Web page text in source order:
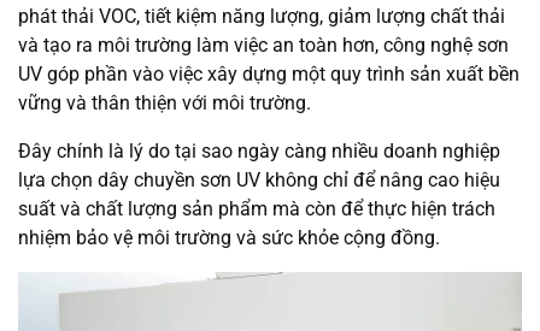
phát thải VOC, tiết kiệm năng lượng, giảm lượng chất thải
và tạo ra môi trường làm việc an toàn hơn, công nghệ sơn
UV góp phần vào việc xây dựng một quy trình sản xuất bền
vững và thân thiện với môi trường.
Đây chính là lý do tại sao ngày càng nhiều doanh nghiệp
lựa chọn dây chuyền sơn UV không chỉ để nâng cao hiệu
suất và chất lượng sản phẩm mà còn để thực hiện trách
nhiệm bảo vệ môi trường và sức khỏe cộng đồng.